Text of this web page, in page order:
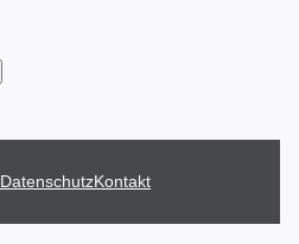
DatenschutzKontakt